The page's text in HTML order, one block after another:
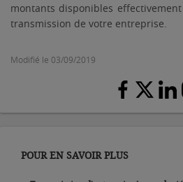
montants disponibles
transmission de votre entreprise.
Modifié le 03/09/2019
POUR EN SAVOIR PLUS